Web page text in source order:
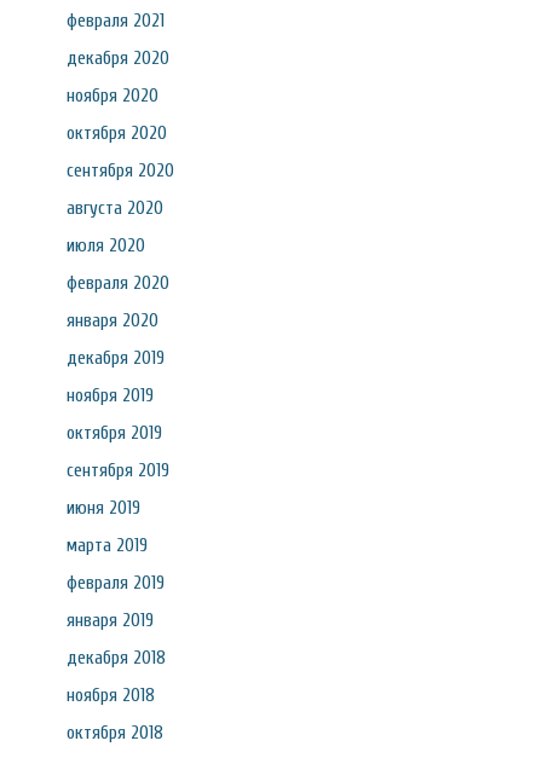
февраля 2021
декабря 2020
ноября 2020
октября 2020
сентября 2020
августа 2020
июля 2020
февраля 2020
января 2020
декабря 2019
ноября 2019
октября 2019
сентября 2019
июня 2019
марта 2019
февраля 2019
января 2019
декабря 2018
ноября 2018
октября 2018